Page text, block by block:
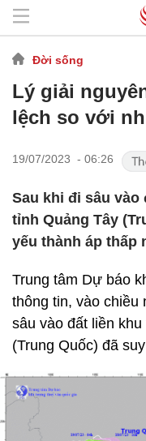
Đời sống
Lý giải
lệch so với
19/07/2023 - 06:26
Sau khi đi sâu vào
tỉnh Quảng Tây
yếu thành áp thấp
Trung tâm Dự báo
thông tin, vào chiều
sâu vào đất liền
(Trung Quốc) đã